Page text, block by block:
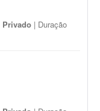
Privado | Duração